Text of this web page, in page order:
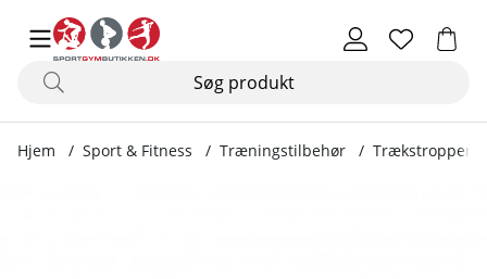
Hjem Sport & Fitness Træningstilbehør Trækstropper